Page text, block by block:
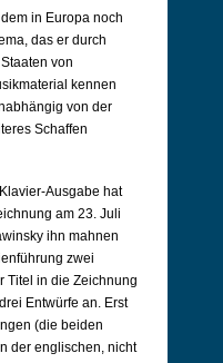
in Europa noch
das er durch
von
kennen
von der
Schaffen
Ausgabe hat
am 23. Juli
ihn mahnen
zwei
Titel in die Zeichnung
Entwürfe an. Erst
(die beiden
der englischen, nicht